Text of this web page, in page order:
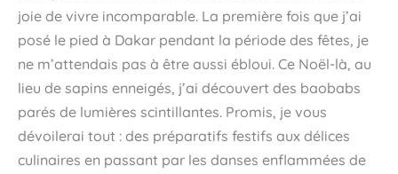
joie de vivre incomparable. La première fois que j’ai
posé le pied à Dakar pendant la période des fêtes, je
ne m’attendais pas à être aussi ébloui. Ce Noël-là, au
lieu de sapins enneigés, j’ai découvert des baobabs
parés de lumières scintillantes. Promis, je vous
dévoilerai tout : des préparatifs festifs aux délices
culinaires en passant par les danses enflammées de